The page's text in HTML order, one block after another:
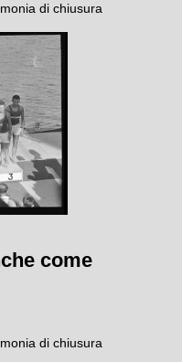
di chiusura
come
di chiusura